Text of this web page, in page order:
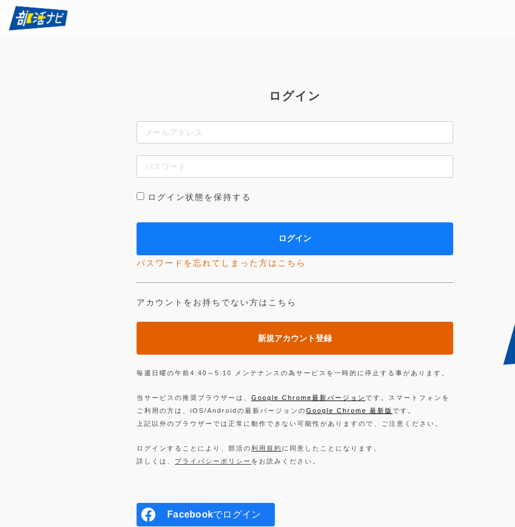
ログイン
ログイン状態を保持する
パスワードを忘れてしまった方はこちら
アカウントをお持ちでない方はこちら
新規アカウント登録
毎週日曜の午前4:40～5:10 メンテナンスの為サービスを一時的に停止する事があります。
当サービスの推奨ブラウザーは、 Google Chrome最新バージョン です。スマートフォンを
ご利用の方は、iOS/Androidの最新バージョンのGoogle Chrome 最新版 です。
上記以外のブラウザーでは正常に動作できない可能性がありますので、ご注意ください。
ログインすることにより、部活の利用規約 に同意したことになります。
詳しくは、 プライバシーポリシー をお読みください。
Facebookでログイン